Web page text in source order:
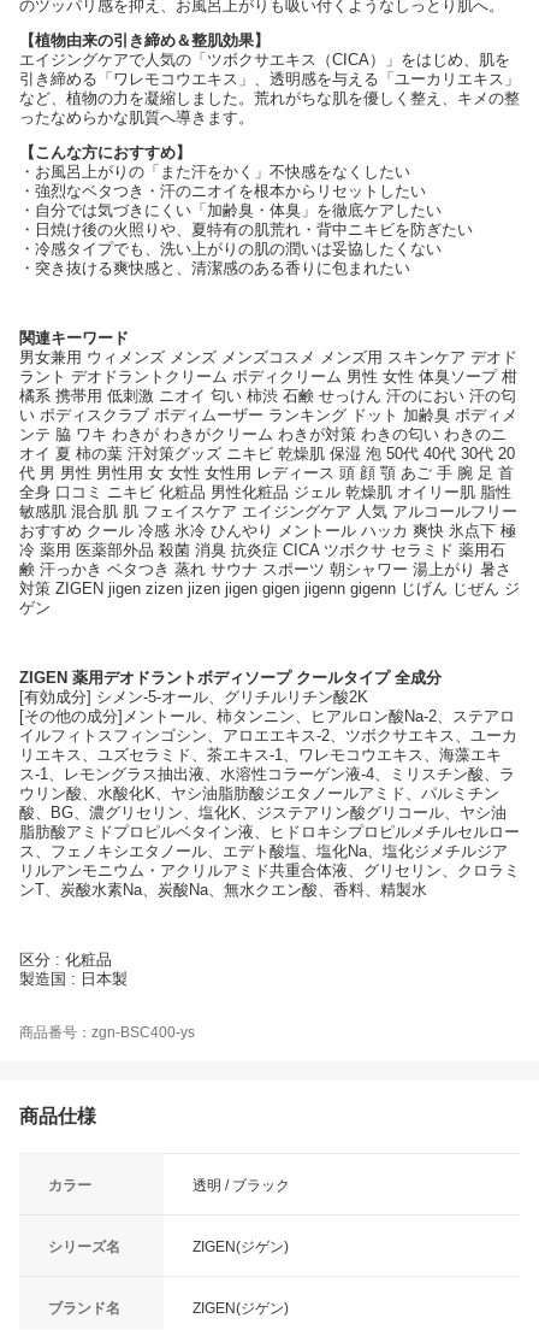
のツッパリ感を抑え、お風呂上がりも吸い付くようなしっとり肌へ。
【植物由来の引き締め＆整肌効果】
エイジングケアで人気の「ツボクサエキス（CICA）」をはじめ、肌を
引き締める「ワレモコウエキス」、透明感を与える「ユーカリエキス」
など、植物の力を凝縮しました。荒れがちな肌を優しく整え、キメの整
ったなめらかな肌質へ導きます。
【こんな方におすすめ】
・お風呂上がりの「また汗をかく」不快感をなくしたい
・強烈なベタつき・汗のニオイを根本からリセットしたい
・自分では気づきにくい「加齢臭・体臭」を徹底ケアしたい
・日焼け後の火照りや、夏特有の肌荒れ・背中ニキビを防ぎたい
・冷感タイプでも、洗い上がりの肌の潤いは妥協したくない
・突き抜ける爽快感と、清潔感のある香りに包まれたい
関連キーワード
男女兼用 ウィメンズ メンズ メンズコスメ メンズ用 スキンケア デオド
ラント デオドラントクリーム ボディクリーム 男性 女性 体臭ソープ 柑
橘系 携帯用 低刺激 ニオイ 匂い 柿渋 石鹸 せっけん 汗のにおい 汗の匂
い ボディスクラブ ボディムーザー ランキング ドット 加齢臭 ボディメ
ンテ 脇 ワキ わきが わきがクリーム わきが対策 わきの匂い わきのニ
オイ 夏 柿の葉 汗対策グッズ ニキビ 乾燥肌 保湿 泡 50代 40代 30代 20
代 男 男性 男性用 女 女性 女性用 レディース 頭 顔 顎 あご 手 腕 足 首
全身 口コミ ニキビ 化粧品 男性化粧品 ジェル 乾燥肌 オイリー肌 脂性
敏感肌 混合肌 肌 フェイスケア エイジングケア 人気 アルコールフリー
おすすめ クール 冷感 氷冷 ひんやり メントール ハッカ 爽快 氷点下 極
冷 薬用 医薬部外品 殺菌 消臭 抗炎症 CICA ツボクサ セラミド 薬用石
鹸 汗っかき ベタつき 蒸れ サウナ スポーツ 朝シャワー 湯上がり 暑さ
対策 ZIGEN jigen zizen jizen jigen gigen jigenn gigenn じげん じぜん ジ
ゲン
ZIGEN 薬用デオドラントボディソープ クールタイプ 全成分
[有効成分] シメン-5-オール、グリチルリチン酸2K
[その他の成分]メントール、柿タンニン、ヒアルロン酸Na-2、ステアロ
イルフィトスフィンゴシン、アロエエキス-2、ツボクサエキス、ユーカ
リエキス、ユズセラミド、茶エキス-1、ワレモコウエキス、海藻エキ
ス-1、レモングラス抽出液、水溶性コラーゲン液-4、ミリスチン酸、ラ
ウリン酸、水酸化K、ヤシ油脂肪酸ジエタノールアミド、パルミチン
酸、BG、濃グリセリン、塩化K、ジステアリン酸グリコール、ヤシ油
脂肪酸アミドプロピルベタイン液、ヒドロキシプロピルメチルセルロー
ス、フェノキシエタノール、エデト酸塩、塩化Na、塩化ジメチルジア
リルアンモニウム・アクリルアミド共重合体液、グリセリン、クロラミ
ンT、炭酸水素Na、炭酸Na、無水クエン酸、香料、精製水
区分 : 化粧品
製造国 : 日本製
商品番号：zgn-BSC400-ys
商品仕様
カラー 透明 / ブラック
シリーズ名 ZIGEN(ジゲン)
ブランド名 ZIGEN(ジゲン)